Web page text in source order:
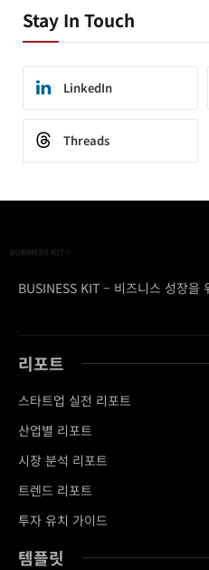
Stay In Touch
LinkedIn
Threads
BUSINESS KIT – 비즈니스 성장을
리포트
스타트업 실전 리포트
산업별 리포트
시장 분석 리포트
트렌드 리포트
투자 유치 가이드
템플릿